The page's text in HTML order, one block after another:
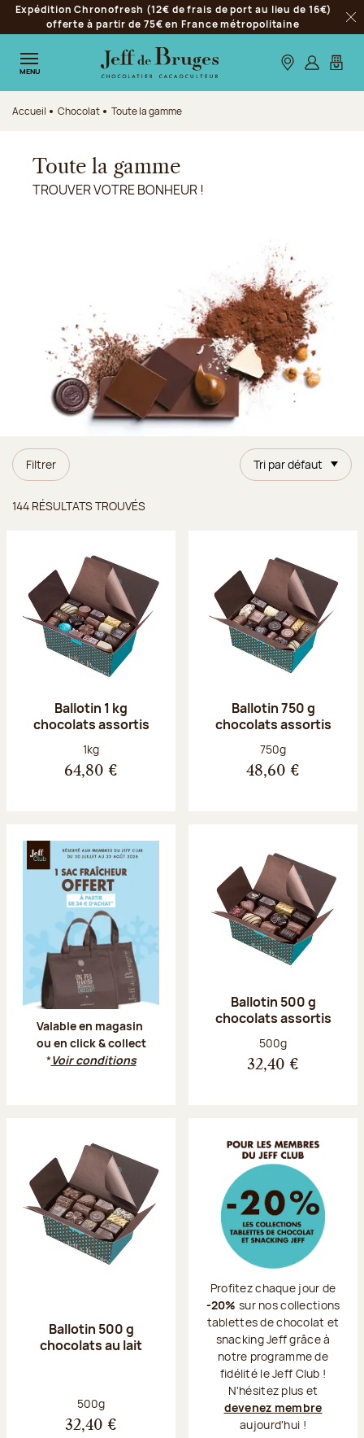
Aller à la navigation
Aller au contenu principal
Aller au pied de page
Expédition Chronofresh (12€ de frais de port au lieu de 16€)
offerte à partir de 75€ en France métropolitaine
MENU Nos boutiques
S’identifier
Mon
Accueil Chocolat Toute la gamme
Toute la gamme
TROUVER VOTRE BONHEUR !
Filtrer Tri par défaut
144 RÉSULTATS TROUVÉS
Ballotin 1 kg
chocolats assortis
Poids net :
1kg
64,80 €
Ballotin 750 g
chocolats assortis
Poids net :
750g
48,60 €
Valable en magasin
ou en click & collect
*Voir conditions
Ballotin 500 g
chocolats assortis
Poids net :
500g
32,40 €
Ballotin 500 g
chocolats au lait
Poids net :
500g
32,40 €
Profitez chaque jour de
-20% sur nos collections
tablettes de chocolat et
snacking Jeff grâce à
notre programme de
fidélité le Jeff Club !
N'hésitez plus et
devenez membre
aujourd'hui !